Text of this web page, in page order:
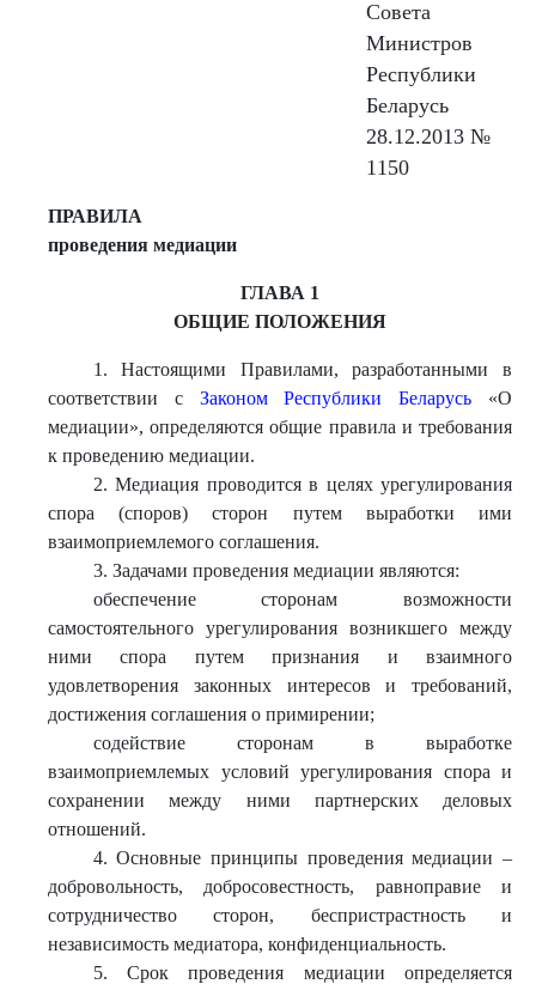
Совета
Министров
Республики
Беларусь
28.12.2013 №
1150
ПРАВИЛА
проведения медиации
ГЛАВА 1
ОБЩИЕ ПОЛОЖЕНИЯ
1. Настоящими Правилами, разработанными в
соответствии с Законом Республики Беларусь «О
медиации», определяются общие правила и требования
к проведению медиации.
2. Медиация проводится в целях урегулирования
спора (споров) сторон путем выработки ими
взаимоприемлемого соглашения.
3. Задачами проведения медиации являются:
обеспечение сторонам возможности
самостоятельного урегулирования возникшего между
ними спора путем признания и взаимного
удовлетворения законных интересов и требований,
достижения соглашения о примирении;
содействие сторонам в выработке
взаимоприемлемых условий урегулирования спора и
сохранении между ними партнерских деловых
отношений.
4. Основные принципы проведения медиации –
добровольность, добросовестность, равноправие и
сотрудничество сторон, беспристрастность и
независимость медиатора, конфиденциальность.
5. Срок проведения медиации определяется